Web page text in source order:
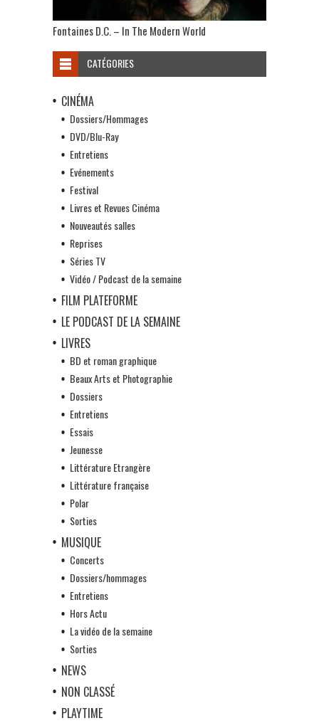
Fontaines D.C. – In The Modern World
CATÉGORIES
CINÉMA
Dossiers/Hommages
DVD/Blu-Ray
Entretiens
Evénements
Festival
Livres et Revues Cinéma
Nouveautés salles
Reprises
Séries TV
Vidéo / Podcast de la semaine
FILM PLATEFORME
LE PODCAST DE LA SEMAINE
LIVRES
BD et roman graphique
Beaux Arts et Photographie
Dossiers
Entretiens
Essais
Jeunesse
Littérature Etrangère
Littérature française
Polar
Sorties
MUSIQUE
Concerts
Dossiers/hommages
Entretiens
Hors Actu
La vidéo de la semaine
Sorties
NEWS
NON CLASSÉ
PLAYTIME